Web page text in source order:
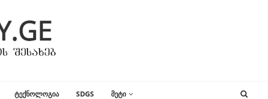
ᲢᲔᲥᲜᲝᲚᲝᲒᲘᲐ SDGS ᲛᲔᲢᲘ